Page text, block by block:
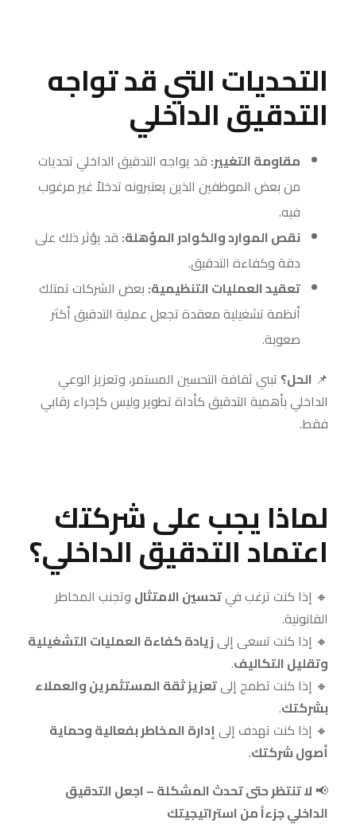
التحديات التي قد تواجه
التدقيق الداخلي
مقاومة التغيير: قد يواجه التدقيق الداخلي تحديات
من بعض الموظفين الذين يعتبرونه تدخلاً غير مرغوب
فيه.
نقص الموارد والكوادر المؤهلة: قد يؤثر ذلك على
دقة وكفاءة التدقيق.
تعقيد العمليات التنظيمية: بعض الشركات تمتلك
أنظمة تشغيلية معقدة تجعل عملية التدقيق أكثر
صعوبة.
📌 الحل؟ تبني ثقافة التحسين المستمر، وتعزيز الوعي
الداخلي بأهمية التدقيق كأداة تطوير وليس كإجراء رقابي
فقط.
لماذا يجب على شركتك
اعتماد التدقيق الداخلي؟
🔸 إذا كنت ترغب فيتحسين الامتثال وتجنب المخاطر
القانونية.
🔸 إذا كنت تسعى إلىزيادة كفاءة العمليات التشغيلية
وتقليل التكاليف.
🔸 إذا كنت تطمح إلىتعزيز ثقة المستثمرين والعملاء
بشركتك.
🔸 إذا كنت تهدف إلىإدارة المخاطر بفعالية وحماية
أصول شركتك.
📢 لا تنتظر حتى تحدث المشكلة – اجعل التدقيق
الداخلي جزءاً من استراتيجيتك